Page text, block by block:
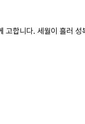
합니다. 세월이 흘러